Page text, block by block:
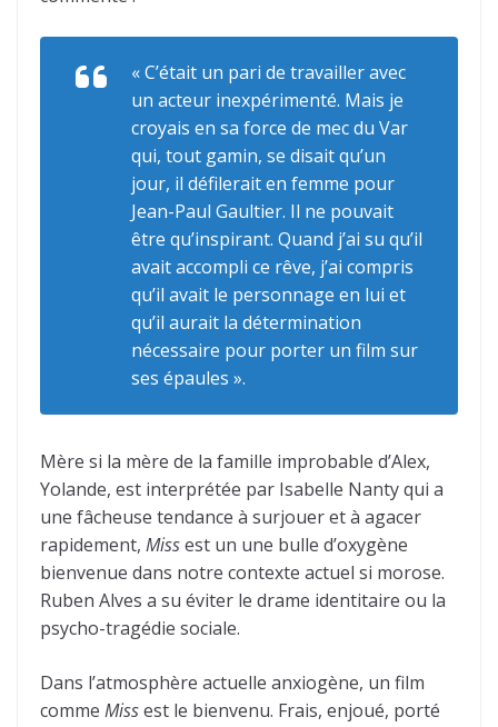
« C’était un pari de travailler avec
un acteur inexpérimenté. Mais je
croyais en sa force de mec du Var
qui, tout gamin, se disait qu’un
jour, il défilerait en femme pour
Jean-Paul Gaultier. Il ne pouvait
être qu’inspirant. Quand j’ai su qu’il
avait accompli ce rêve, j’ai compris
qu’il avait le personnage en lui et
qu’il aurait la détermination
nécessaire pour porter un film sur
ses épaules ».
Mère si la mère de la famille improbable d’Alex,
Yolande, est interprétée par Isabelle Nanty qui a
une fâcheuse tendance à surjouer et à agacer
rapidement, Missest un une bulle d’oxygène
bienvenue dans notre contexte actuel si morose.
Ruben Alves a su éviter le drame identitaire ou la
psycho-tragédie sociale.
Dans l’atmosphère actuelle anxiogène, un film
comme Missest le bienvenu. Frais, enjoué, porté